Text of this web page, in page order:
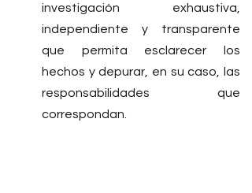
investigación exhaustiva,
independiente y transparente
que permita esclarecer los
hechos y depurar, en su caso, las
responsabilidades que
correspondan.